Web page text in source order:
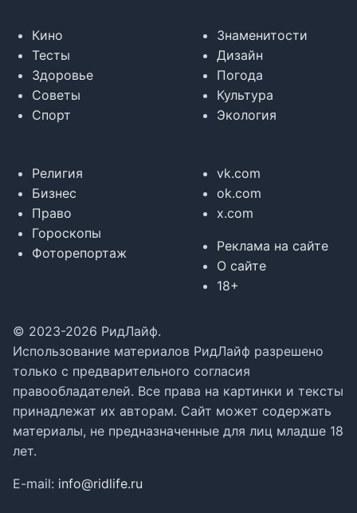
Кино
Тесты
Здоровье
Советы
Спорт
Знаменитости
Дизайн
Погода
Культура
Экология
Религия
Бизнес
Право
Гороскопы
Фоторепортаж
vk.com
ok.com
x.com
Реклама на сайте
О сайте
18+
© 2023-2026 РидЛайф.
Использование материалов РидЛайф разрешено
только с предварительного согласия
правообладателей. Все права на картинки и тексты
принадлежат их авторам. Сайт может содержать
материалы, не предназначенные для лиц младше 18
лет.
E-mail: info@ridlife.ru